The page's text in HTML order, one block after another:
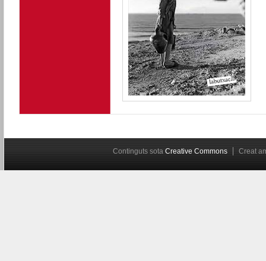
Continguts sota Creative Commons Creat